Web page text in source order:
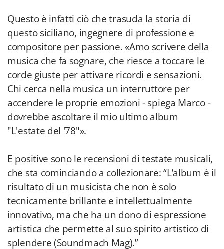
Questo è infatti ciò che trasuda la storia di
questo siciliano, ingegnere di professione e
compositore per passione. «Amo scrivere della
musica che fa sognare, che riesce a toccare le
corde giuste per attivare ricordi e sensazioni.
Chi cerca nella musica un interruttore per
accendere le proprie emozioni - spiega Marco -
dovrebbe ascoltare il mio ultimo album
"L'estate del '78"».
E positive sono le recensioni di testate musicali,
che sta cominciando a collezionare: “L’album è il
risultato di un musicista che non è solo
tecnicamente brillante e intellettualmente
innovativo, ma che ha un dono di espressione
artistica che permette al suo spirito artistico di
splendere (Soundmach Mag).”